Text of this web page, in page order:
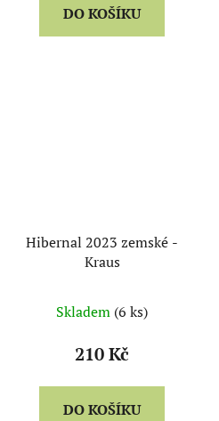
DO KOŠÍKU
Hibernal 2023 zemské -
Kraus
Skladem (6 ks)
210 Kč
DO KOŠÍKU